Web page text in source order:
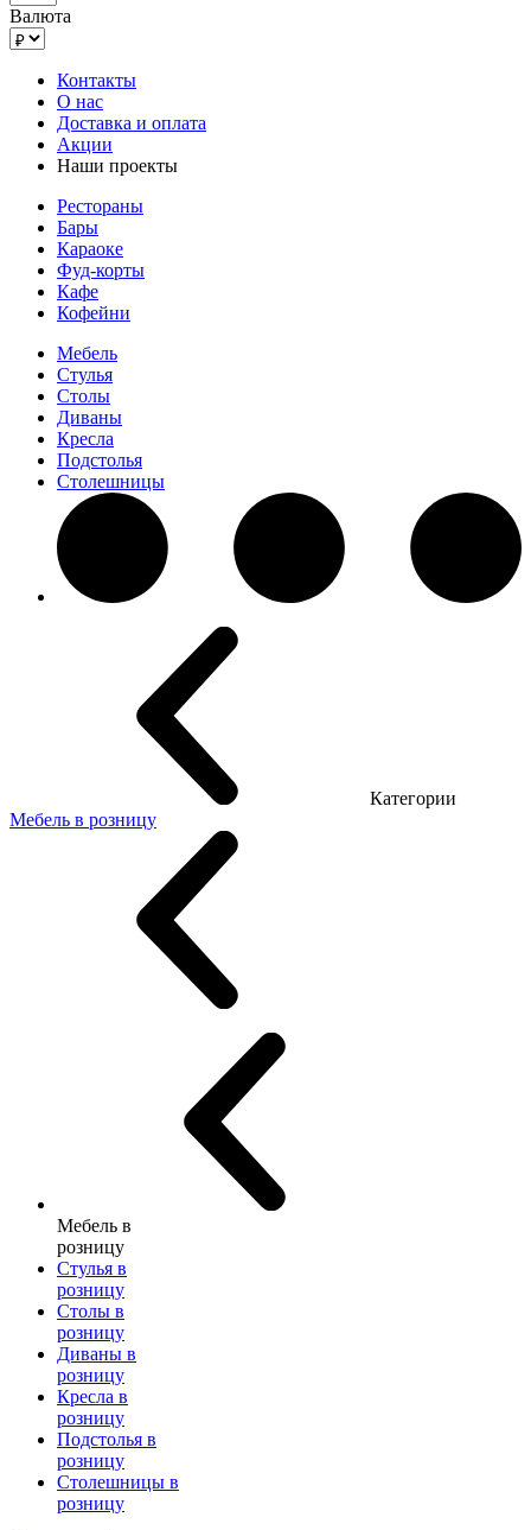
Валюта
Контакты
О нас
Доставка и оплата
Акции
Наши проекты
Рестораны
Бары
Караоке
Фуд-корты
Кафе
Кофейни
Мебель
Стулья
Столы
Диваны
Кресла
Подстолья
Столешницы
Категории
Мебель в розницу
Мебель в
розницу
Стулья в
розницу
Столы в
розницу
Диваны в
розницу
Кресла в
розницу
Подстолья в
розницу
Столешницы в
розницу